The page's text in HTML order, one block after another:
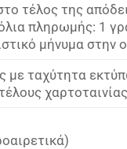
τέλος της
πληρωμής: 1
μήνυμα στην
με ταχύτητα
χαρτοταινίας